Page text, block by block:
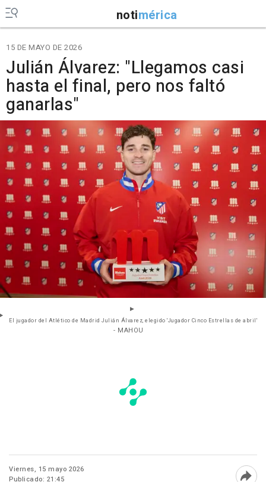
notimérica
15 DE MAYO DE 2026
Julián Álvarez: "Llegamos casi
hasta el final, pero nos faltó
ganarlas"
El jugador del Atlético de Madrid Julián Álvarez, elegido 'Jugador Cinco Estrellas de abril'
- MAHOU
Viernes, 15 mayo 2026
Publicado: 21:45